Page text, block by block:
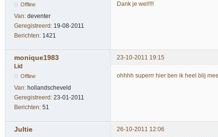
Offline
Van: deventer
Geregistreerd: 19-08-2011
Berichten: 1421
Dank je wel!!!!
monique1983
23-10-2011 19:15
Lid
Offline
Van: hollandscheveld
Geregistreerd: 23-01-2011
Berichten: 51
ohhhh superrr hier ben ik heel blij
Jultie 26-10-2011 12:06